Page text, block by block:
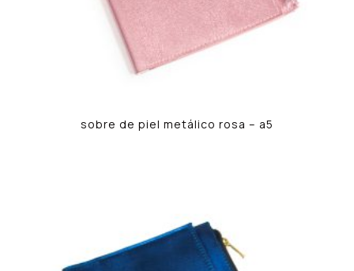
sobre de piel metálico rosa – a5